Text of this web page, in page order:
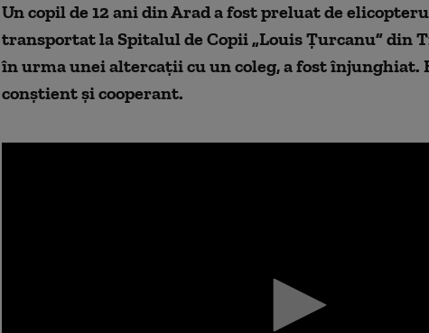
Un copil de 12 ani din Arad a fost preluat de
transportat la Spitalul de Copii „Louis Ţurcanu” din
în urma unei altercaţii cu un coleg, a fost înjunghiat.
conştient şi cooperant.